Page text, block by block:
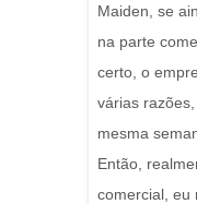
Maiden, se
na parte
certo, o
várias
mesma
Então,
comercial, eu